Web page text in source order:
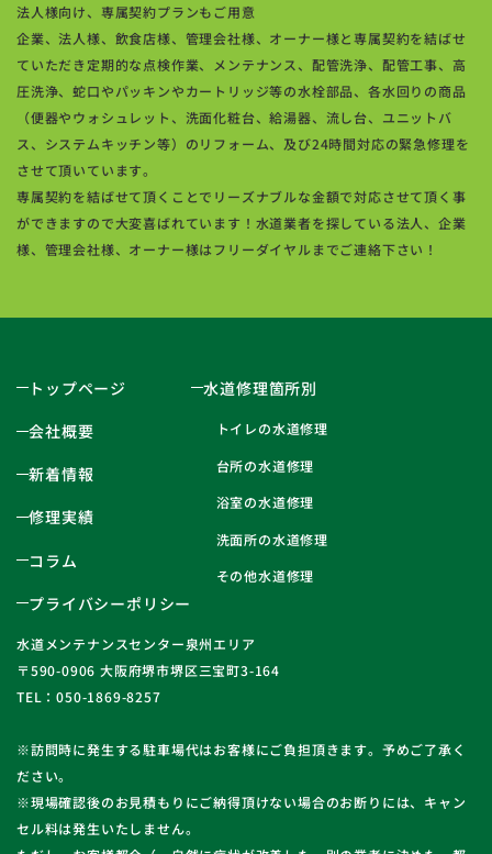
法人様向け、専属契約プランもご用意
企業、法人様、飲食店様、管理会社様、オーナー様と専属契約を結ばせ
ていただき定期的な点検作業、メンテナンス、配管洗浄、配管工事、高
圧洗浄、蛇口やパッキンやカートリッジ等の水栓部品、各水回りの商品
（便器やウォシュレット、洗面化粧台、給湯器、流し台、ユニットバ
ス、システムキッチン等）のリフォーム、及び24時間対応の緊急修理を
させて頂いています。
専属契約を結ばせて頂くことでリーズナブルな金額で対応させて頂く事
ができますので大変喜ばれています！水道業者を探している法人、企業
様、管理会社様、オーナー様はフリーダイヤルまでご連絡下さい！
トップページ
会社概要
新着情報
修理実績
コラム
プライバシーポリシー
水道修理箇所別
トイレの水道修理
台所の水道修理
浴室の水道修理
洗面所の水道修理
その他水道修理
水道メンテナンスセンター泉州エリア
〒590-0906 大阪府堺市堺区三宝町3-164
TEL：050-1869-8257
※訪問時に発生する駐車場代はお客様にご負担頂きます。予めご了承く
ださい。
※現場確認後のお見積もりにご納得頂けない場合のお断りには、キャン
セル料は発生いたしません。